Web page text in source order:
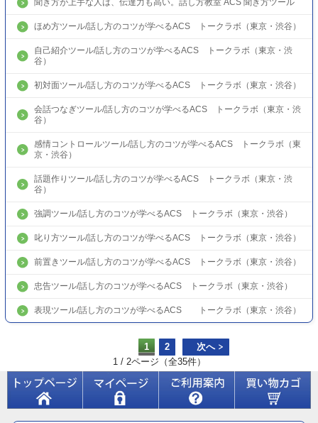
ほめ方ツール/話し方のコツが学べるACS トークラボ（東京・渋谷）
自己紹介ツール/話し方のコツが学べるACS トークラボ（東京・渋
谷）
初対面ツール/話し方のコツが学べるACS トークラボ（東京・渋谷）
会話つなぎツール/話し方のコツが学べるACS トークラボ（東京・渋
谷）
感情コントロールツール/話し方のコツが学べるACS トークラボ（東
京・渋谷）
話題作りツール/話し方のコツが学べるACS トークラボ（東京・渋
谷）
強調ツール/話し方のコツが学べるACS トークラボ（東京・渋谷）
叱り方ツール/話し方のコツが学べるACS トークラボ（東京・渋谷）
前置きツール/話し方のコツが学べるACS トークラボ（東京・渋谷）
忠告ツール/話し方のコツが学べるACS トークラボ（東京・渋谷）
表現ツール/話し方のコツが学べるACS トークラボ（東京・渋谷）
1 2
次へ
1 / 2ページ（全35件）